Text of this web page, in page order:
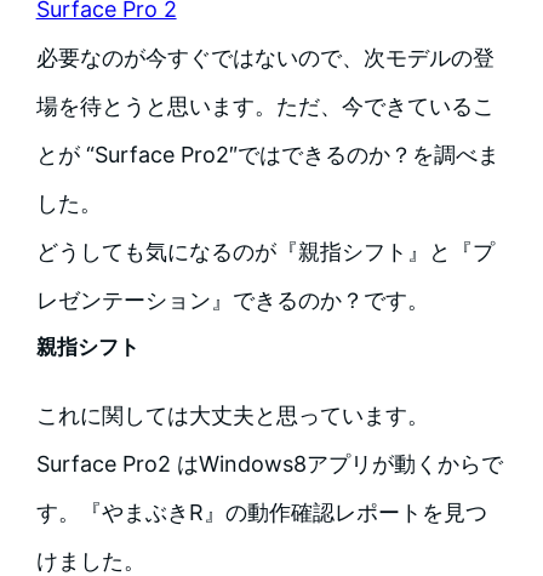
Surface Pro 2
必要なのが今すぐではないので、次モデルの登
場を待とうと思います。ただ、今できているこ
とが “Surface Pro2″ではできるのか？を調べま
した。
どうしても気になるのが『親指シフト』と『プ
レゼンテーション』できるのか？です。
親指シフト
これに関しては大丈夫と思っています。
Surface Pro2 はWindows8アプリが動くからで
す。『やまぶきR』の動作確認レポートを見つ
けました。